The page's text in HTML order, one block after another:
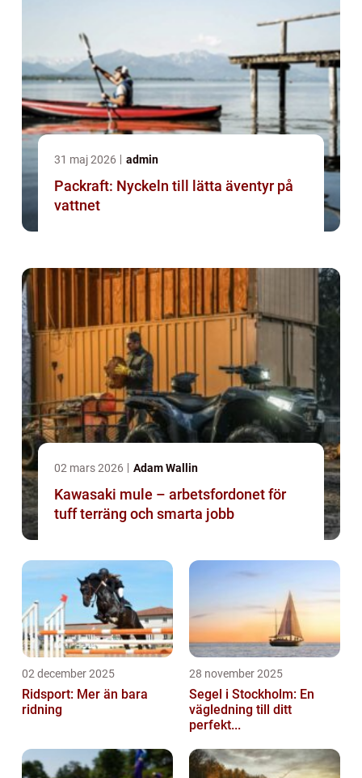
31 maj 2026 admin
Packraft: Nyckeln till lätta äventyr på
vattnet
02 mars 2026 Adam Wallin
Kawasaki mule – arbetsfordonet för
tuff terräng och smarta jobb
02 december 2025
Ridsport: Mer än bara
ridning
28 november 2025
Segel i Stockholm: En
vägledning till ditt
perfekt...